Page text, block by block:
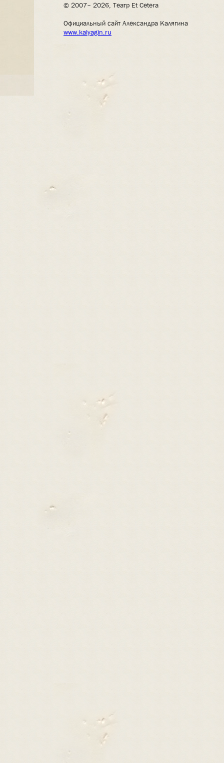
© 2007– 2026, Театр Et Cetera
Официальный сайт Александра Калягина
www.kalyagin.ru